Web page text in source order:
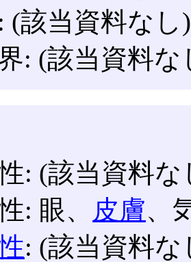
(該当資料なし)
: (該当資料な
: (該当資料な
: 眼、
皮膚、
: (該当資料な